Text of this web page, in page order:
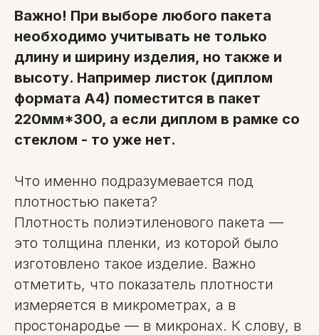
Важно! При выборе любого пакета
необходимо учитывать не только
длину и ширину изделия, но также и
высоту. Например листок (диплом
формата А4) поместится в пакет
220мм*300, а если диплом в рамке со
стеклом - то уже нет.
Что именно подразумевается под
плотностью пакета?
Плотность полиэтиленового пакета —
это толщина пленки, из которой было
изготовлено такое изделие. Важно
отметить, что показатель плотности
измеряется в микрометрах, а в
простонародье — в микронах. К слову, в